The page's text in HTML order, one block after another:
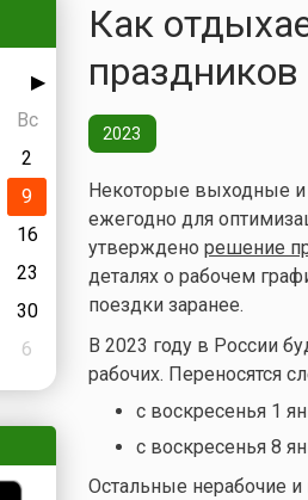
▶
Вс
2
9
16
23
30
6
Как
2023
Некоторые выходные и
ежегодно для
утверждено решение
деталях о рабочем
поездки заранее.
В 2023 году в России
рабочих. Переносятся
с воскресенья 1
с воскресенья 8
Остальные нерабочие